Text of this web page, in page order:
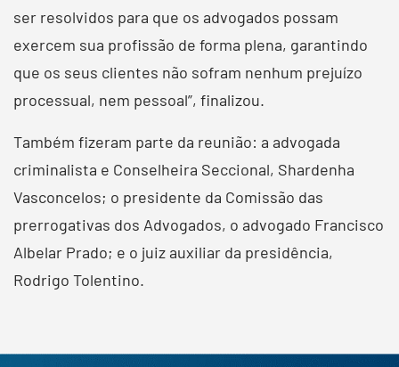
ser resolvidos para que os advogados possam
exercem sua profissão de forma plena, garantindo
que os seus clientes não sofram nenhum prejuízo
processual, nem pessoal”, finalizou.
Também fizeram parte da reunião: a advogada
criminalista e Conselheira Seccional, Shardenha
Vasconcelos; o presidente da Comissão das
prerrogativas dos Advogados, o advogado Francisco
Albelar Prado; e o juiz auxiliar da presidência,
Rodrigo Tolentino.